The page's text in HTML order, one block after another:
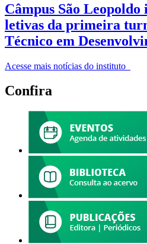
Câmpus São
letivas da primeira
Técnico em
Acesse mais notícias do instituto
Confira